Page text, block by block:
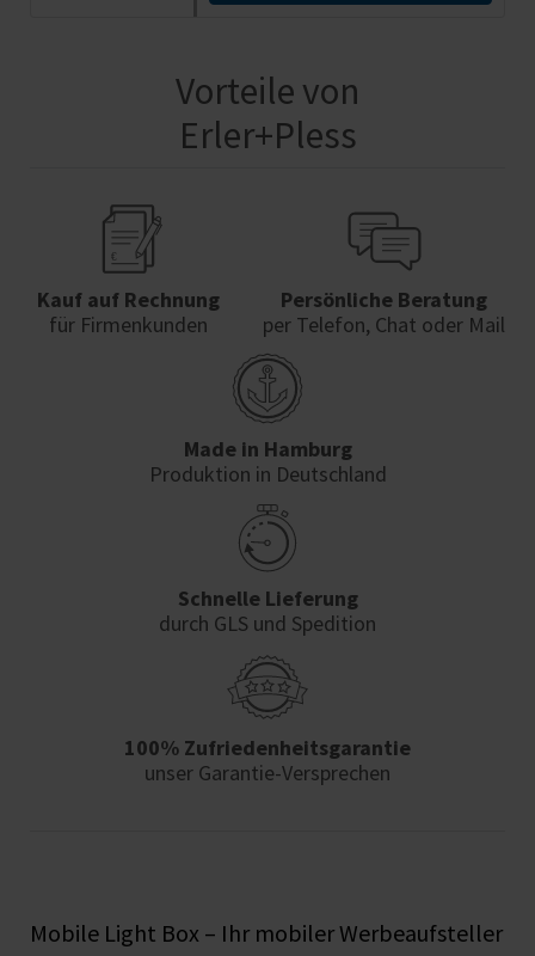
Vorteile von
Erler+Pless
Kauf auf Rechnung
für Firmenkunden
Persönliche Beratung
per Telefon, Chat oder Mail
Made in Hamburg
Produktion in Deutschland
Schnelle Lieferung
durch GLS und Spedition
100% Zufriedenheits­garantie
unser Garantie-Versprechen
Mobile Light Box – Ihr mobiler Werbeaufsteller